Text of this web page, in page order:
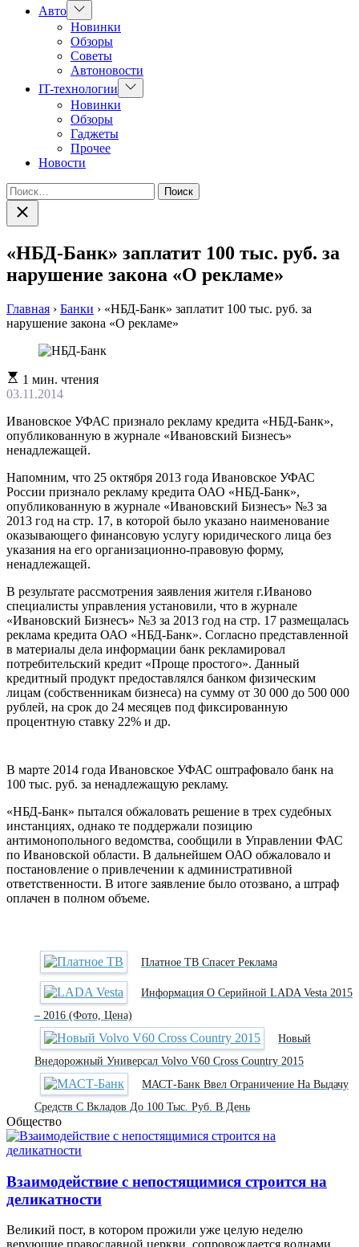
Авто Показать
подменю
Новинки
Обзоры
Советы
Автоновости
IT-технологии
Показать
подменю
Новинки
Обзоры
Гаджеты
Прочее
Новости
Найти:
Закрыть
поиск
«НБД-Банк» заплатит 100 тыс. руб. за
нарушение закона «О рекламе»
Главная › Банки › «НБД-Банк» заплатит 100 тыс. руб. за
нарушение закона «О рекламе»
Расчетное
время
1 мин. чтения
03.11.2014
Ивановское УФАС признало рекламу кредита «НБД-Банк»,
опубликованную в журнале «Ивановский Бизнесъ»
ненадлежащей.
Напомним, что 25 октября 2013 года Ивановское УФАС
России признало рекламу кредита ОАО «НБД-Банк»,
опубликованную в журнале «Ивановский Бизнесъ» №3 за
2013 год на стр. 17, в которой было указано наименование
оказывающего финансовую услугу юридического лица без
указания на его организационно-правовую форму,
ненадлежащей.
В результате рассмотрения заявления жителя г.Иваново
специалисты управления установили, что в журнале
«Ивановский Бизнесъ» №3 за 2013 год на стр. 17 размещалась
реклама кредита ОАО «НБД-Банк». Согласно представленной
в материалы дела информации банк рекламировал
потребительский кредит «Проще простого». Данный
кредитный продукт предоставлялся банком физическим
лицам (собственникам бизнеса) на сумму от 30 000 до 500 000
рублей, на срок до 24 месяцев под фиксированную
процентную ставку 22% и др.
В марте 2014 года Ивановское УФАС оштрафовало банк на
100 тыс. руб. за ненадлежащую рекламу.
«НБД-Банк» пытался обжаловать решение в трех судебных
инстанциях, однако те поддержали позицию
антимонопольного ведомства, сообщили в Управлении ФАС
по Ивановской области. В дальнейшем ОАО обжаловало и
постановление о привлечении к административной
ответственности. В итоге заявление было отозвано, а штраф
оплачен в полном объеме.
Платное ТВ Спасет Реклама
Информация О Серийной LADA Vesta 2015
– 2016 (фото, Цена)
Новый
Внедорожный Универсал Volvo V60 Cross Country 2015
МАСТ-Банк Ввел Ограничение На Выдачу
Средств С Вкладов До 100 Тыс. Руб. В День
Общество
Взаимодействие с непостящимися строится на
деликатности
Великий пост, в котором прожили уже целую неделю